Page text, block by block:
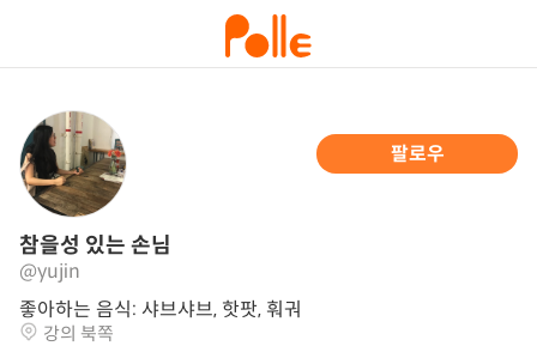
팔로우
참을성 있는 손님
@yujin
좋아하는 음식: 샤브샤브, 핫팟, 훠궈
강의 북쪽